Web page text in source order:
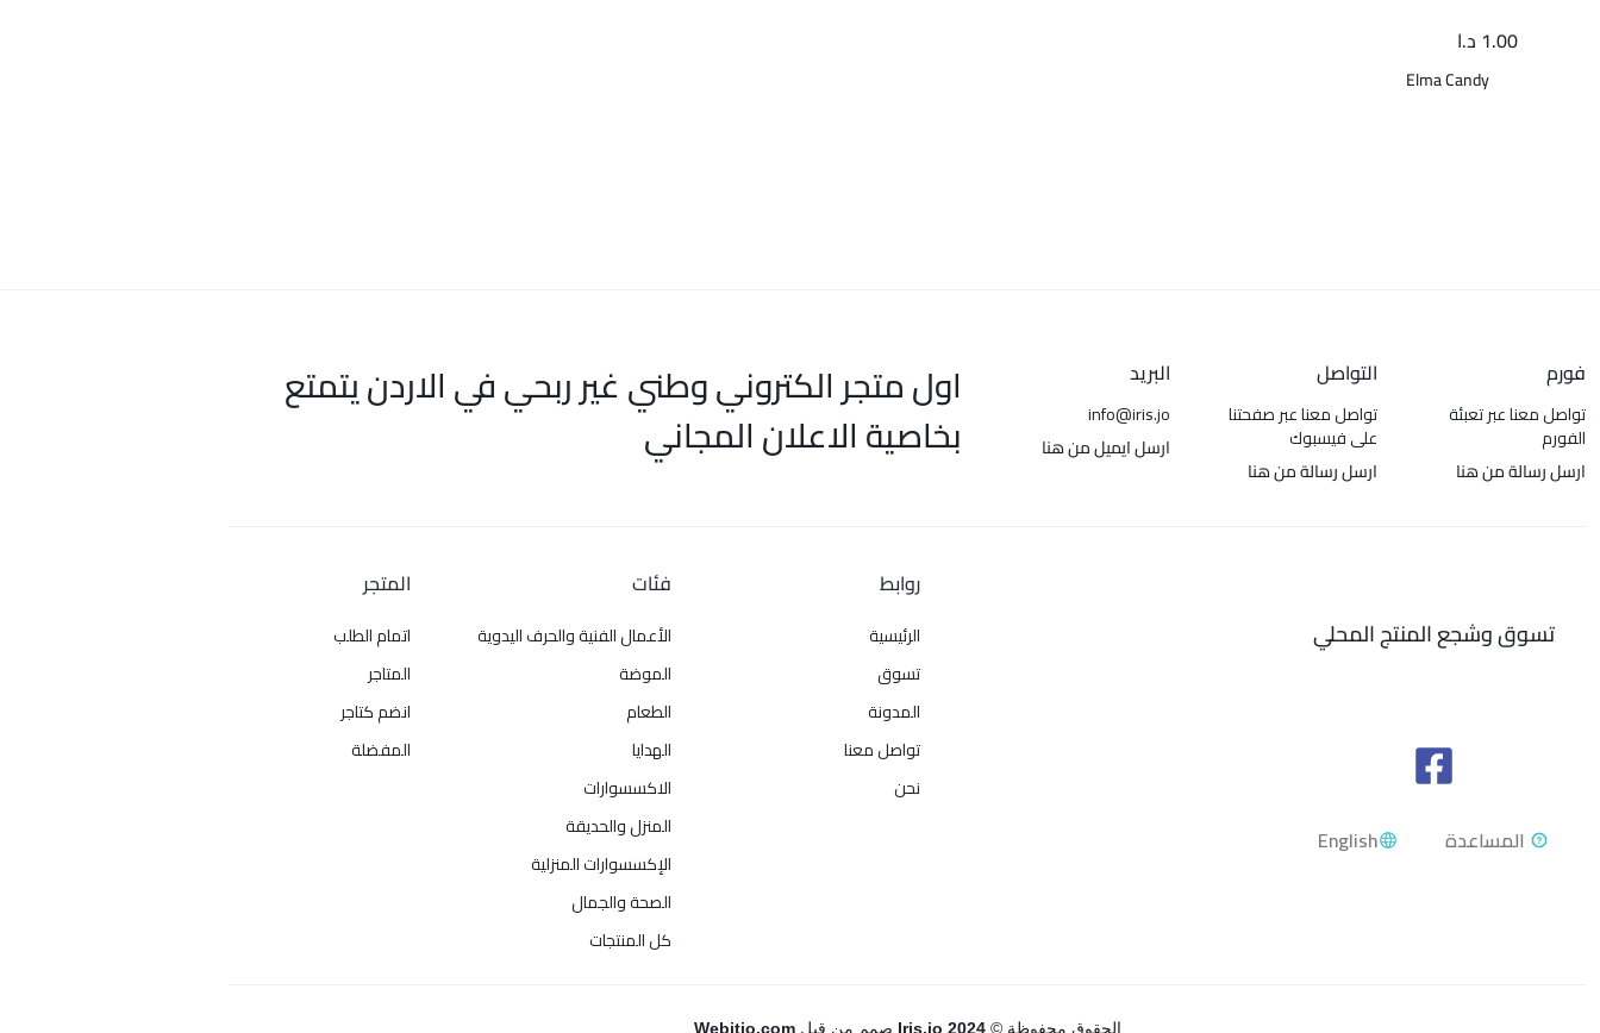
1.00 د.ا
Elma Candy
فورم
تواصل معنا عبر تعبئة
الفورم
ارسل رسالة من هنا
التواصل
تواصل معنا عبر صفحتنا
على فيسبوك
ارسل رسالة من هنا
البريد
info@iris.jo
ارسل ايميل من هنا
اول متجر الكتروني وطني غير ربحي في الاردن يتمتع
بخاصية الاعلان المجاني
تسوق وشجع المنتج المحلي
English
روابط
الرئيسية
تسوق
المدونة
تواصل معنا
نحن
فئات
الأعمال الفنية والحرف اليدوية
الموضة
الطعام
الهدايا
الاكسسوارات
المنزل والحديقة
الإكسسوارات المنزلية
الصحة والجمال
كل المنتجات
المتجر
اتمام الطلب
المتاجر
انضم كتاجر
المفضلة
الحقوق محفوظة ©Iris.jo 2024 صمم من قبلWebitjo.com